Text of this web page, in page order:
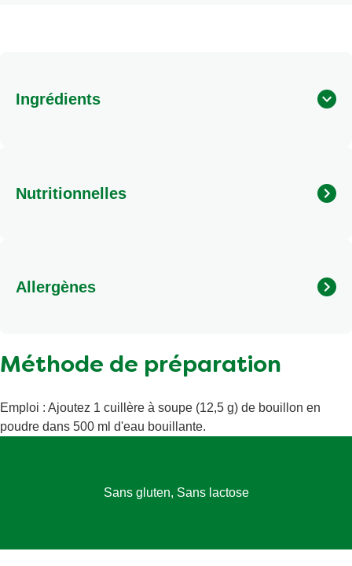
Ingrédients
Nutritionnelles
Allergènes
Méthode de préparation
Emploi : Ajoutez 1 cuillère à soupe (12,5 g) de bouillon en
poudre dans 500 ml d'eau bouillante.
Sans gluten, Sans lactose